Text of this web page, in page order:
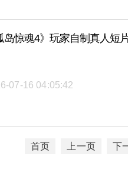
岛惊魂4》玩家自制真人
07-16 04:05:42
首页 上一页 下